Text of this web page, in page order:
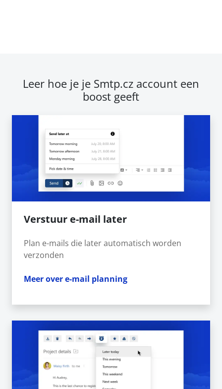
Leer hoe je je Smtp.cz account een
boost geeft
Verstuur e-mail later
Plan e-mails die later automatisch worden
verzonden
Meer over e-mail planning